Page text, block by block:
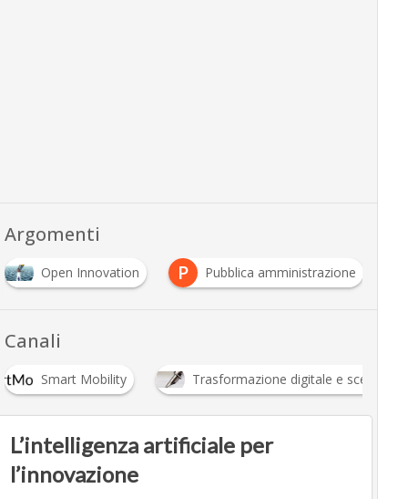
Argomenti
Open Innovation P Pubblica amministrazione
Canali
Smart Mobility Trasformazione digitale e scenari
L’intelligenza artificiale per
l’innovazione